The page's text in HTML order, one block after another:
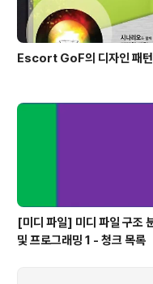
Escort GoF의 디자인 패
[미디 파일] 미디 파일 구조
및 프로그래밍 1 - 청크 목록